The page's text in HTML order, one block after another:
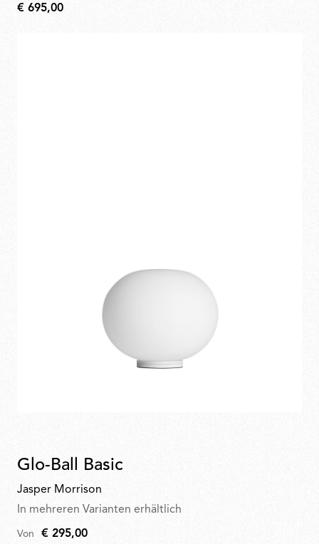
€
€ 695,00
Glo-Ball Basic
Jasper Morrison
In mehreren Varianten erhältlich
Von € 295,00